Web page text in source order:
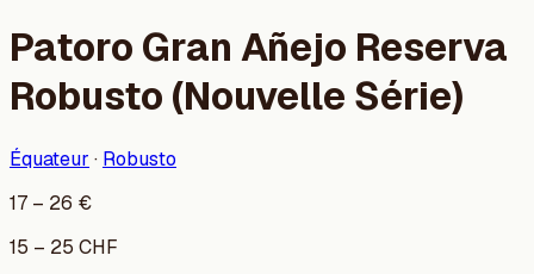
Patoro Gran Añejo Reserva
Robusto (Nouvelle Série)
Équateur · Robusto
17 – 26 €
15 – 25 CHF